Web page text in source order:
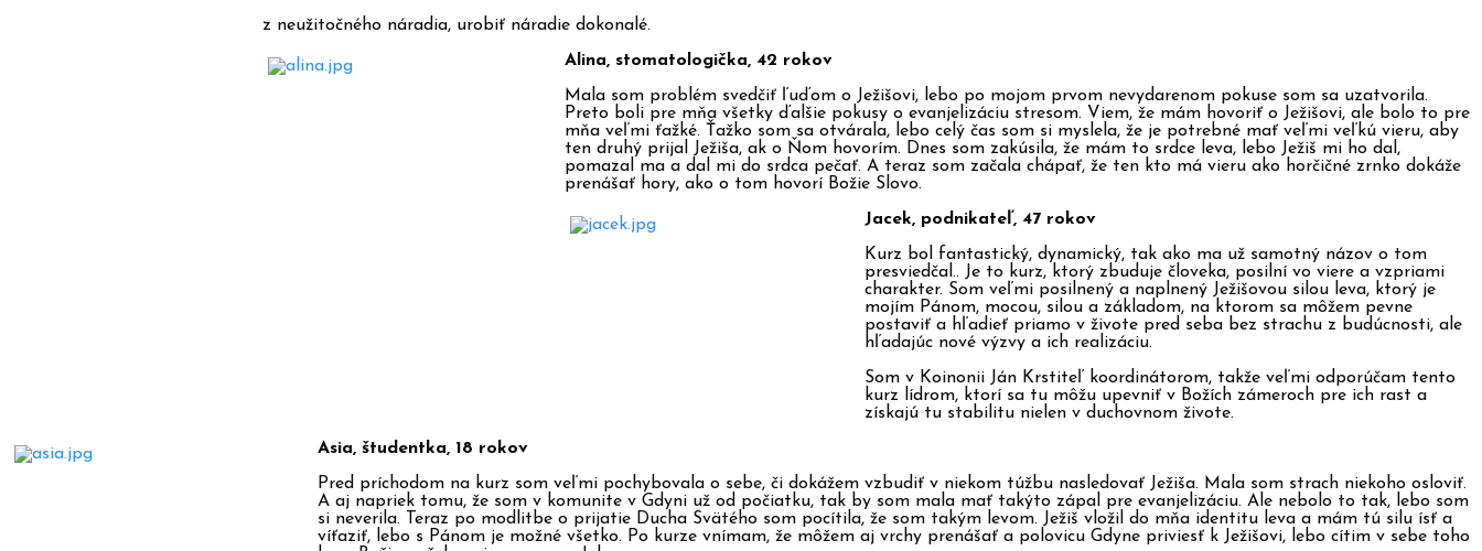
z neužitočného náradia, urobiť náradie dokonalé.
Alina, stomatologička, 42 rokov
Mala som problém svedčiť ľuďom o Ježišovi, lebo po mojom prvom nevydarenom pokuse som sa uzatvorila.
Preto boli pre mňa všetky ďalšie pokusy o evanjelizáciu stresom. Viem, že mám hovoriť o Ježišovi, ale bolo to pre
mňa veľmi ťažké. Ťažko som sa otvárala, lebo celý čas som si myslela, že je potrebné mať veľmi veľkú vieru, aby
ten druhý prijal Ježiša, ak o Ňom hovorím. Dnes som zakúsila, že mám to srdce leva, lebo Ježiš mi ho dal,
pomazal ma a dal mi do srdca pečať. A teraz som začala chápať, že ten kto má vieru ako horčičné zrnko dokáže
prenášať hory, ako o tom hovorí Božie Slovo.
Jacek, podnikateľ, 47 rokov
Kurz bol fantastický, dynamický, tak ako ma už samotný názov o tom
presviedčal.. Je to kurz, ktorý zbuduje človeka, posilní vo viere a vzpriami
charakter. Som veľmi posilnený a naplnený Ježišovou silou leva, ktorý je
mojím Pánom, mocou, silou a základom, na ktorom sa môžem pevne
postaviť a hľadieť priamo v živote pred seba bez strachu z budúcnosti, ale
hľadajúc nové výzvy a ich realizáciu.
Som v Koinonii Ján Krstiteľ koordinátorom, takže veľmi odporúčam tento
kurz lídrom, ktorí sa tu môžu upevniť v Božích zámeroch pre ich rast a
získajú tu stabilitu nielen v duchovnom živote.
Asia, študentka, 18 rokov
Pred príchodom na kurz som veľmi pochybovala o sebe, či dokážem vzbudiť v niekom túžbu nasledovať Ježiša. Mala som strach niekoho osloviť.
A aj napriek tomu, že som v komunite v Gdyni už od počiatku, tak by som mala mať takýto zápal pre evanjelizáciu. Ale nebolo to tak, lebo som
si neverila.
Teraz po modlitbe o prijatie Ducha Svätého som pocítila, že som takým levom. Ježiš vložil do mňa identitu leva a mám tú silu ísť a
víťaziť, lebo s Pánom je možné všetko. Po kurze vnímam, že môžem aj vrchy prenášať a polovicu Gdyne priviesť k Ježišovi, lebo cítim v sebe toho